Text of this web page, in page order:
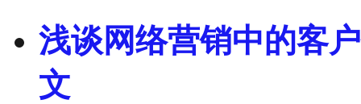
浅谈网络营销中的客
文